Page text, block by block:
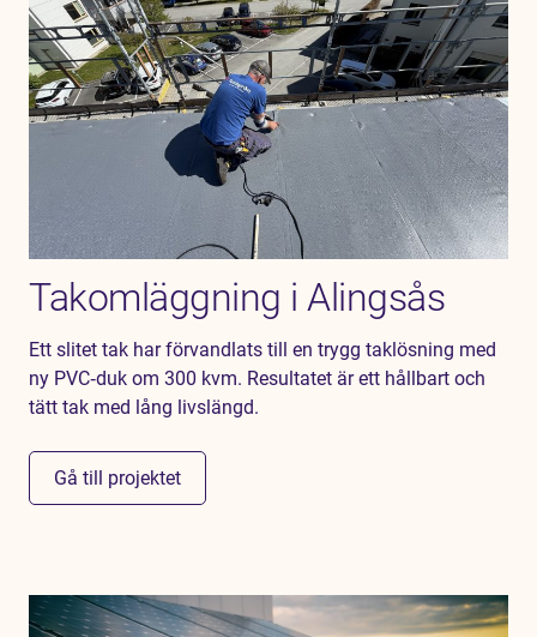
Takomläggning i Alingsås
Ett slitet tak har förvandlats till en trygg taklösning med
ny PVC‑duk om 300 kvm. Resultatet är ett hållbart och
tätt tak med lång livslängd.
Gå till projektet